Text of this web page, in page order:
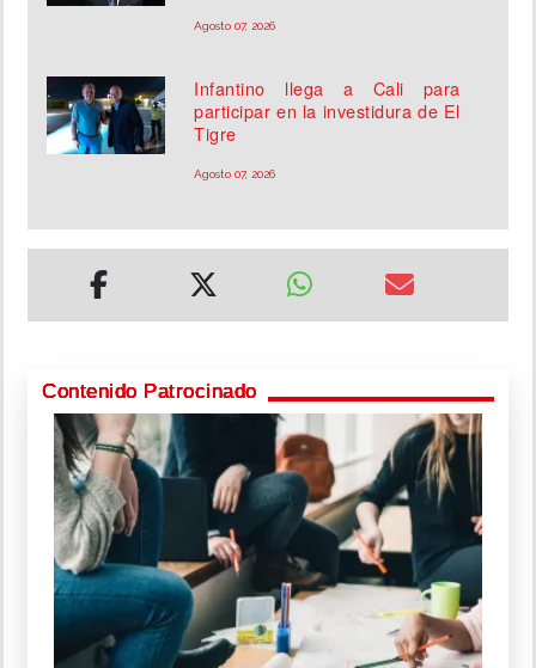
Agosto 07, 2026
Infantino llega a Cali para
participar en la investidura de El
Tigre
Agosto 07, 2026
Contenido Patrocinado